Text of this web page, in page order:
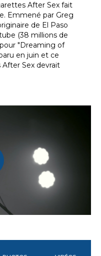
After Sex fait
Emmené par Greg
de El Paso
(38 millions de
"Dreaming of
en juin et ce
Sex devrait